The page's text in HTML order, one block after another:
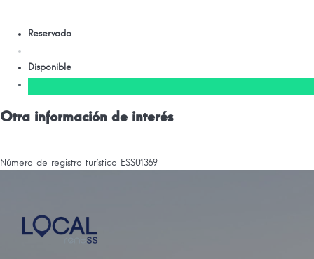
Reservado
Disponible
Otra información de interés
Número de registro turístico ESS01359